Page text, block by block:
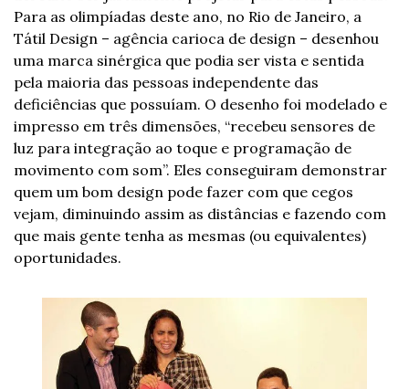
Para as olimpíadas deste ano, no Rio de Janeiro, a
Tátil Design – agência carioca de design – desenhou
uma marca sinérgica que podia ser vista e sentida
pela maioria das pessoas independente das
deficiências que possuíam. O desenho foi modelado e
impresso em três dimensões, “recebeu sensores de
luz para integração ao toque e programação de
movimento com som”. Eles conseguiram demonstrar
quem um bom design pode fazer com que cegos
vejam, diminuindo assim as distâncias e fazendo com
que mais gente tenha as mesmas (ou equivalentes)
oportunidades.